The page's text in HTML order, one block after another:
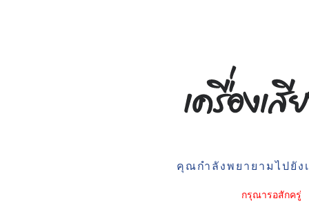
คุณกำลังพยายามไปยัง
กรุณารอสักครู่